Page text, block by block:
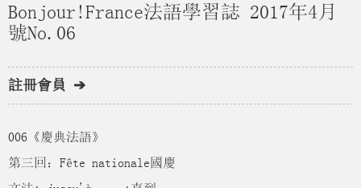
Bonjour!France法語學習誌 2017年4月
號No.06
註冊會員 ➔
006《慶典法語》
第三回：Fête nationale國慶